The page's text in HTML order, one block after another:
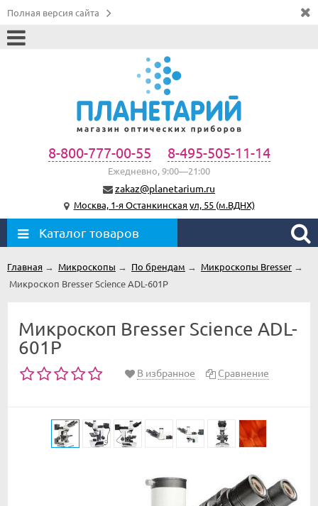
Полная версия сайта
8-800-777-00-55 8-495-505-11-14
Ежедневно, 9:00—21:00
zakaz@planetarium.ru
Москва, 1-я Останкинская ул, 55 (м.ВДНХ)
Каталог товаров
Главная → Микроскопы → По брендам → Микроскопы Bresser →
Микроскоп Bresser Science ADL-601P
Микроскоп Bresser Science ADL-
601P
В избранное Сравнение